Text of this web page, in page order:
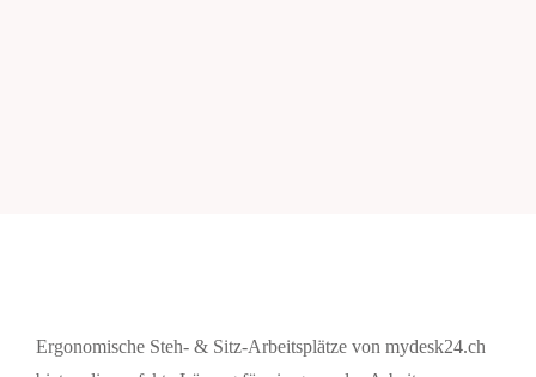
Ergonomische Steh- & Sitz-Arbeitsplätze von mydesk24.ch